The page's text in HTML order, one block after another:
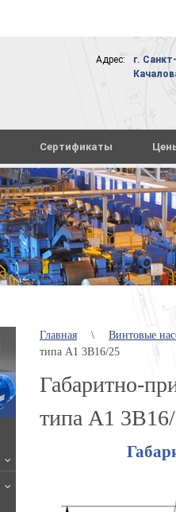
Адрес:
г.
Сертификаты
Главная \
Винтовые
типа А1 3В16/25
Габаритно-
типа А1